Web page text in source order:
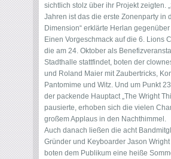
sichtlich stolz über ihr Projekt zeigten.
Jahren ist das die erste Zonenparty in
Dimension“ erklärte Herlan gegenüber
Einen Vorgeschmack auf die 6. Lions
die am 24. Oktober als
Stadthalle stattfindet, boten der
und Roland Maier mit Zaubertricks,
Pantomime und Witz. Und um Punkt
der packende Hauptact „The Wright
pausierte, erhoben sich die vielen
großem Applaus in den Nachthimmel.
Auch danach ließen die acht
Gründer und Keyboarder Jason
boten dem Publikum eine heiße